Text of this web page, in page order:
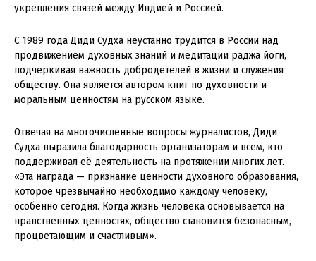
укрепления связей между Индией и Россией.
С 1989 года Диди Судха неустанно трудится в России над
продвижением духовных знаний и медитации раджа йоги,
подчеркивая важность добродетелей в жизни и служения
обществу. Она является автором книг по духовности и
моральным ценностям на русском языке.
Отвечая на многочисленные вопросы журналистов, Диди
Судха выразила благодарность организаторам и всем, кто
поддерживал её деятельность на протяжении многих лет.
«Эта награда — признание ценности духовного образования,
которое чрезвычайно необходимо каждому человеку,
особенно сегодня. Когда жизнь человека основывается на
нравственных ценностях, общество становится безопасным,
процветающим и счастливым».